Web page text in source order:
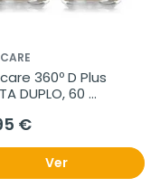
360º D Plus
DUPLO, 60
€
Ver